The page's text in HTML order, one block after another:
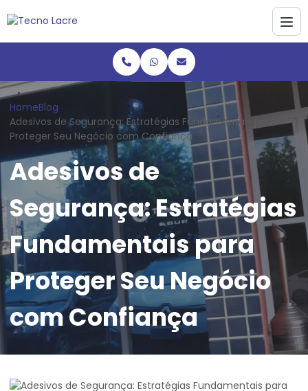
HomeBlog
Adesivos de Segurança: Estratégias Fundamentais para
Proteger Seu Negócio com Confiança
Adesivos de
Segurança: Estratégias
Fundamentais para
Proteger Seu Negócio
com Confiança